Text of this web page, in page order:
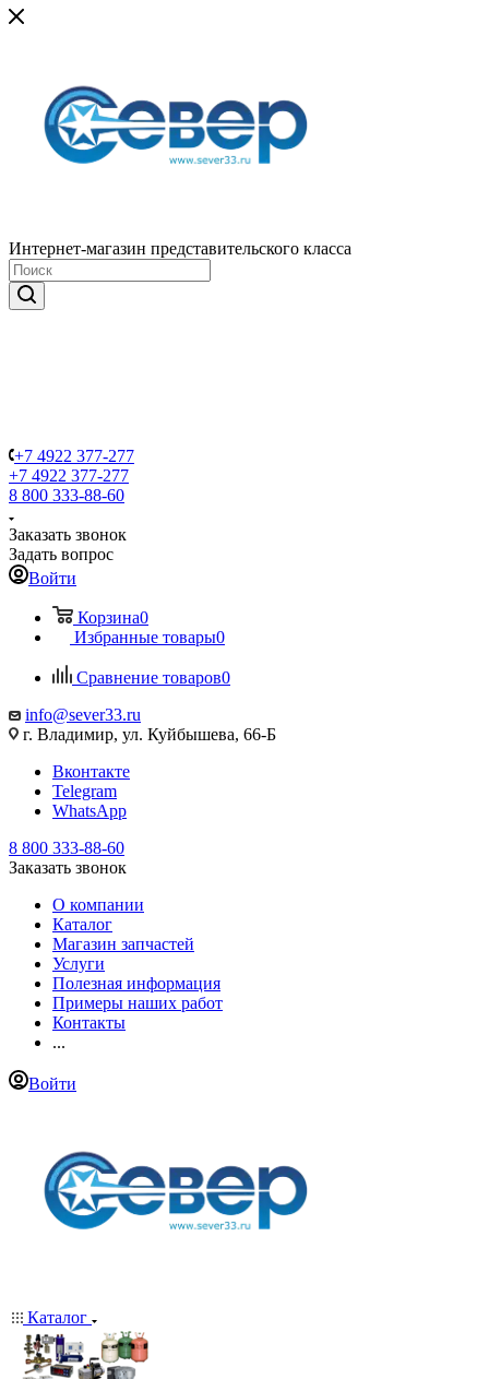
Интернет-магазин представительского класса
+7 4922 377-277
+7 4922 377-277
8 800 333-88-60
Заказать звонок
Задать вопрос
Войти
Корзина0
Избранные товары0
Сравнение товаров0
info@sever33.ru
г. Владимир, ул. Куйбышева, 66-Б
Вконтакте
Telegram
WhatsApp
8 800 333-88-60
Заказать звонок
О компании
Каталог
Магазин запчастей
Услуги
Полезная информация
Примеры наших работ
Контакты
...
Войти
Каталог